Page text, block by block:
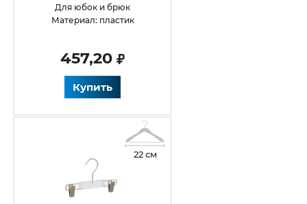
для юбок и брюк
Материал: пластик
457,20
Купить
22 см